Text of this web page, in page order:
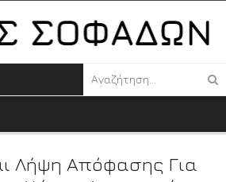
Λήψη Απόφασης Για